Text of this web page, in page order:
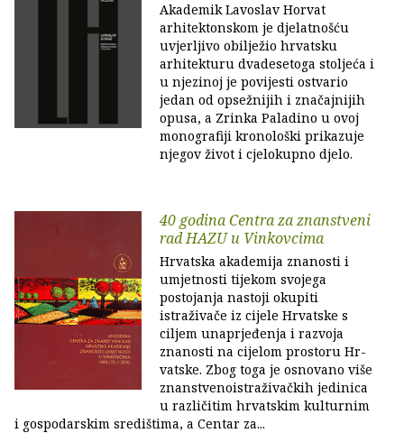
Akademik Lavoslav Horvat
arhitektonskom je djelatnošću
uvjerljivo obilježio hrvatsku
arhitekturu dvadesetoga stoljeća i
u njezinoj je povijesti ostvario
jedan od opsežnijih i značajnijih
opusa, a Zrinka Paladino u ovoj
monografiji kronološki prikazuje
njegov život i cjelokupno djelo.
40 godina Centra za znanstveni
rad HAZU u Vinkovcima
Hrvatska akademija znanosti i
umjetnosti tijekom svojega
postojanja nastoji okupiti
istraživače iz cijele Hrvatske s
ciljem unaprjeđenja i razvoja
znanosti na cijelom prostoru Hr­
vatske. Zbog toga je osnovano više
znanstvenoistraživačkih jedinica
u različitim hrvatskim kulturnim
i gospodarskim središtima, a Centar za...